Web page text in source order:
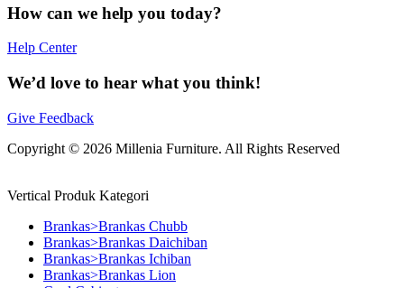
How can we help you today?
Help Center
We’d love to hear what you think!
Give Feedback
Copyright © 2026 Millenia Furniture. All Rights Reserved
Vertical Produk Kategori
Brankas>Brankas Chubb
Brankas>Brankas Daichiban
Brankas>Brankas Ichiban
Brankas>Brankas Lion